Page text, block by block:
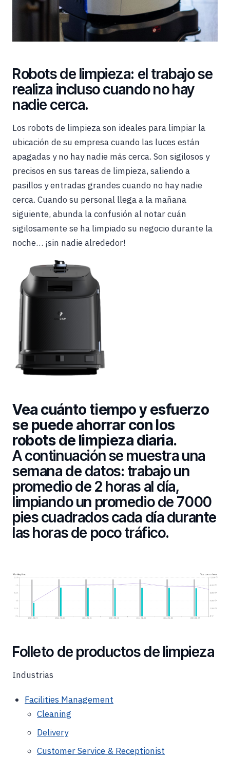
Robots de limpieza: el trabajo se
realiza incluso cuando no hay
nadie cerca.
Los robots de limpieza son ideales para limpiar la
ubicación de su empresa cuando las luces están
apagadas y no hay nadie más cerca. Son sigilosos y
precisos en sus tareas de limpieza, saliendo a
pasillos y entradas grandes cuando no hay nadie
cerca. Cuando su personal llega a la mañana
siguiente, abunda la confusión al notar cuán
sigilosamente se ha limpiado su negocio durante la
noche… ¡sin nadie alrededor!
Vea cuánto tiempo y esfuerzo
se puede ahorrar con los
robots de limpieza diaria.
A continuación se muestra una
semana de datos: trabajo un
promedio de 2 horas al día,
limpiando un promedio de 7000
pies cuadrados cada día durante
las horas de poco tráfico.
Folleto de productos de limpieza
Industrias
Facilities Management
Cleaning
Delivery
Customer Service & Receptionist